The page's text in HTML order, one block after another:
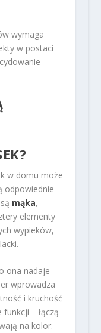
wymaga
w postaci
w domu może
odpowiednie
mąka,
elementy
wypieków,
ona nadaje
wprowadza
i kruchość
funkcji – łączą
na kolor.